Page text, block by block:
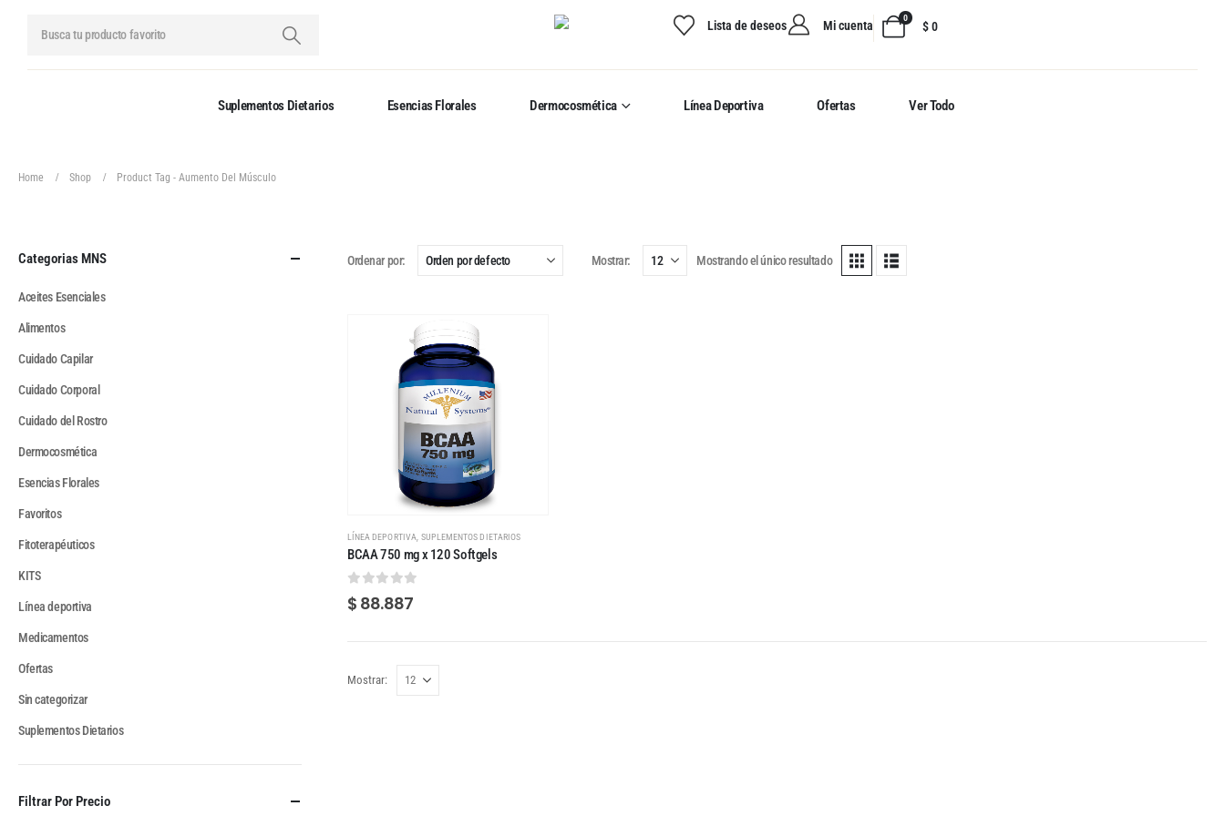
Lista de deseos Mi cuenta
0
$0
Suplementos Dietarios Esencias Florales Dermocosmética Línea Deportiva Ofertas Ver Todo
Home Shop Product Tag - Aumento Del Músculo
Ordenar por: Mostrar: Mostrando el único resultado
LÍNEA DEPORTIVA, SUPLEMENTOS DIETARIOS
BCAA 750 mg x 120 Softgels
0 out of 5
$ 88.887
Mostrar:
Categorias MNS
Aceites Esenciales
Alimentos
Cuidado Capilar
Cuidado Corporal
Cuidado del Rostro
Dermocosmética
Esencias Florales
Favoritos
Fitoterapéuticos
KITS
Línea deportiva
Medicamentos
Ofertas
Sin categorizar
Suplementos Dietarios
Filtrar Por Precio